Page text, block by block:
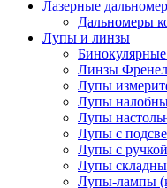
Лазерные
Дальномеры
Лупы и линзы
Линзы
Лупы
Лупы
Лупы
Лупы с
Лупы с ручкой
Лупы
Лупы-лампы